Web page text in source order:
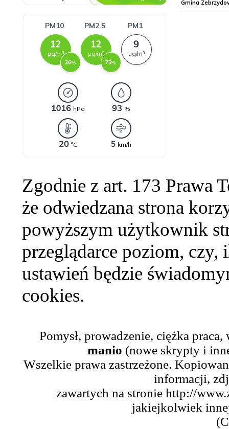
Zgodnie z art. 173 Prawa
że odwiedzana strona
powyższym użytkownik
przeglądarce poziom,
ustawień będzie
cookies.
Pomysł, prowadzenie, ciężka
manio (nowe skrypty i
Wszelkie prawa zastrzeżone.
informacji,
zawartych na stronie http://
jakiejkolwiek